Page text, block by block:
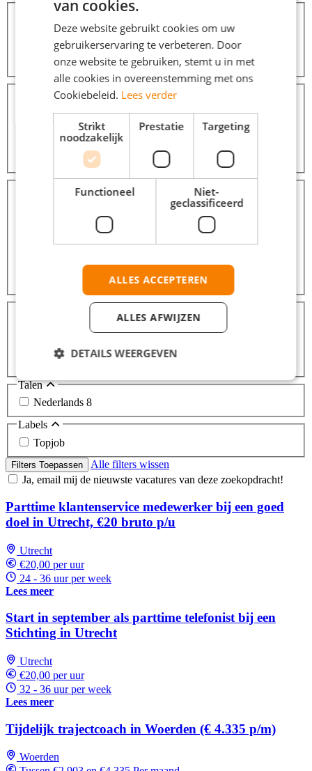
Afstanden
Binnen 25 km8
Binnen 50 km14
Binnen 100 km15
Dienstverbanden
Parttime (overdag) 7
Fulltime (startersfunctie)5
Avondwerk3
Tijdelijke fulltime baan
Vrijwilligerswerk
Beroepsgroepen
Callcenter / Customer Service
Commercieel / Verkoop / Inkoop
Transport / Logistiek / Chauffeur / Koerier
Onderwijs en Wetenschap8
Opleidingsniveaus
Middelbare school1
HBO5
Universiteit
Talen
Nederlands 8
Labels
Topjob
Filters Toepassen
Alle filters wissen
Ja, email mij de nieuwste vacatures van deze zoekopdracht!
Parttime klantenservice medewerker bij een goed
doel in Utrecht, €20 bruto p/u
Utrecht
€20,00 per uur
24 - 36 uur per week
Lees meer
Start in september als parttime telefonist bij een
Stichting in Utrecht
Utrecht
€20,00 per uur
32 - 36 uur per week
Lees meer
Tijdelijk trajectcoach in Woerden (€ 4.335 p/m)
Woerden
van cookies.
Deze website gebruikt cookies om uw
gebruikerservaring te verbeteren. Door
onze website te gebruiken, stemt u in met
alle cookies in overeenstemming met ons
Cookiebeleid. Lees verder
Strikt
noodzakelijk
Prestatie Targeting
Functioneel
Niet-
geclassificeerd
ALLES ACCEPTEREN
ALLES AFWIJZEN
DETAILS WEERGEVEN